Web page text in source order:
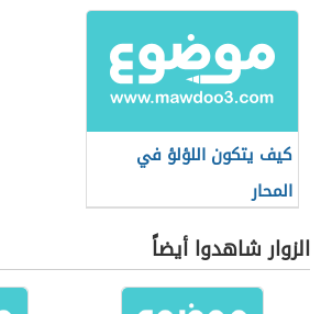
كيف يتكون اللؤلؤ في
المحار
الزوار شاهدوا أيضاً